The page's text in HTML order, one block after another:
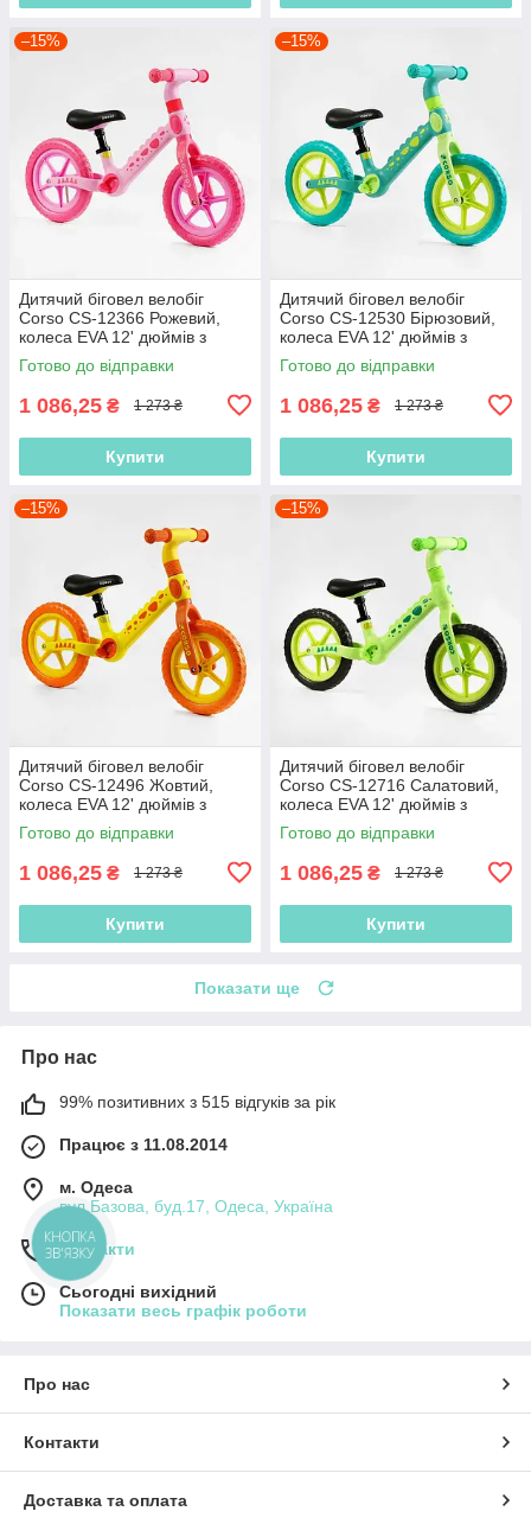
–15%
Дитячий біговел велобіг
Corso CS-12366 Рожевий,
колеса EVA 12' дюймів з
нейлоновою рамою та
вилкою
Готово до відправки
1 086,25 ₴ 1 273 ₴
Купити
–15%
Дитячий біговел велобіг
Corso CS-12530 Бірюзовий,
колеса EVA 12' дюймів з
нейлоновою рамою та
вилкою
Готово до відправки
1 086,25 ₴ 1 273 ₴
Купити
–15%
Дитячий біговел велобіг
Corso CS-12496 Жовтий,
колеса EVA 12' дюймів з
нейлоновою рамою та
вилкою
Готово до відправки
1 086,25 ₴ 1 273 ₴
Купити
–15%
Дитячий біговел велобіг
Corso CS-12716 Салатовий,
колеса EVA 12' дюймів з
нейлоновою рамою та
вилкою
Готово до відправки
1 086,25 ₴ 1 273 ₴
Купити
Показати ще
Про нас
99% позитивних з 515 відгуків за рік
Працює з 11.08.2014
м. Одеса
вул.Базова, буд.17, Одеса, Україна
Контакти
Сьогодні вихідний
Показати весь графік роботи
Про нас
Контакти
Доставка та оплата
КНОПКА
ЗВ'ЯЗКУ